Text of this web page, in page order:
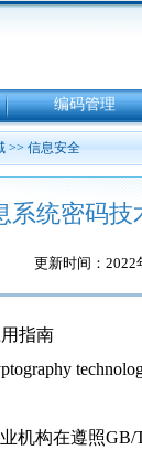
编码管理
>> 信息安全
系统密码
更新时间：2022
指南
构在遵照GB/